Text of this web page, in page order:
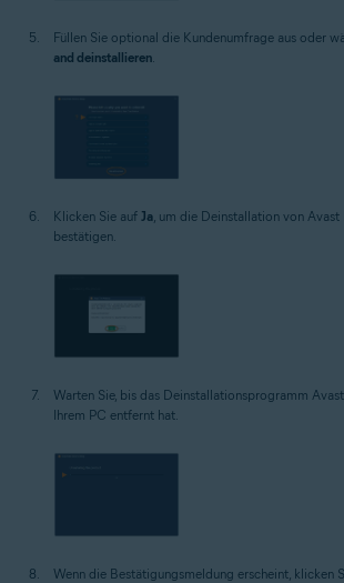
Füllen Sie optional die Kundenumfrage aus oder
and deinstallieren
Klicken Sie auf Ja , um die Deinstallation von
bestätigen.
Warten Sie, bis das Deinstallationsprogramm
Ihrem PC entfernt hat.
Wenn die Bestätigungsmeldung erscheint, klicken